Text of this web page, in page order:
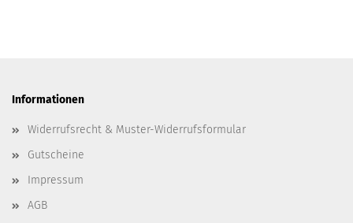
Informationen
Widerrufsrecht & Muster-Widerrufsformular
Gutscheine
Impressum
AGB